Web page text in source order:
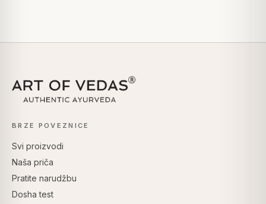
BRZE POVEZNICE
Svi proizvodi
Naša priča
Pratite narudžbu
Dosha test